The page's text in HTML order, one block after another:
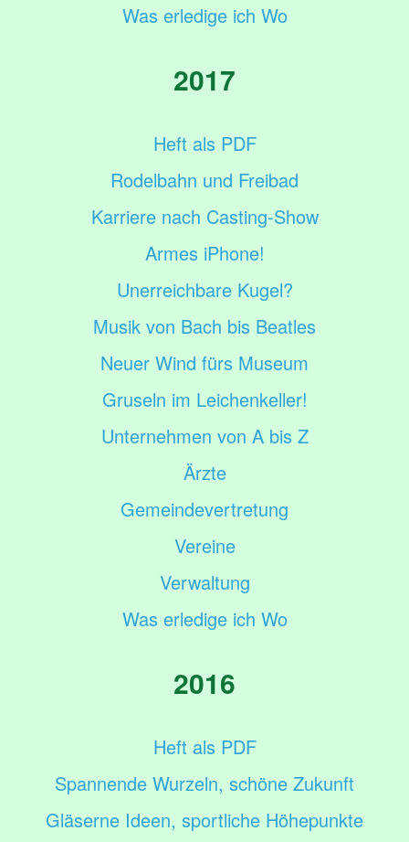
Was erledige ich Wo
2017
Heft als PDF
Rodelbahn und Freibad
Karriere nach Casting-Show
Armes iPhone!
Unerreichbare Kugel?
Musik von Bach bis Beatles
Neuer Wind fürs Museum
Gruseln im Leichenkeller!
Unternehmen von A bis Z
Ärzte
Gemeindevertretung
Vereine
Verwaltung
Was erledige ich Wo
2016
Heft als PDF
Spannende Wurzeln, schöne Zukunft
Gläserne Ideen, sportliche Höhepunkte